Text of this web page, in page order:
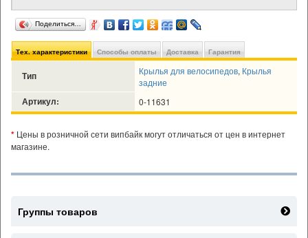
Поделиться…
Тех. характеристики Способы оплаты Доставка Гарантия
Тип Крылья для велосипедов, Крылья
задние
Артикул: 0-11631
* Цены в розничной сети випбайк могут отличаться от цен в интернет
магазине.
Группы товаров